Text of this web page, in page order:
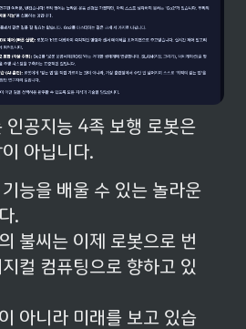
인공지능 4족 보행 로봇은
아닙니다.
능을 배울 수 있는 놀라운
.
불씨는 이제 로봇으로 번
컬 컴퓨팅으로 향하고 있
아니라 미래를 보고 있습